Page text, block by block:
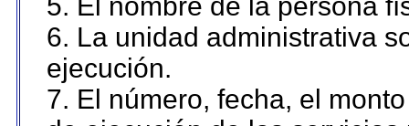
6. La unidad administrativa
ejecución.
7. El número, fecha, el